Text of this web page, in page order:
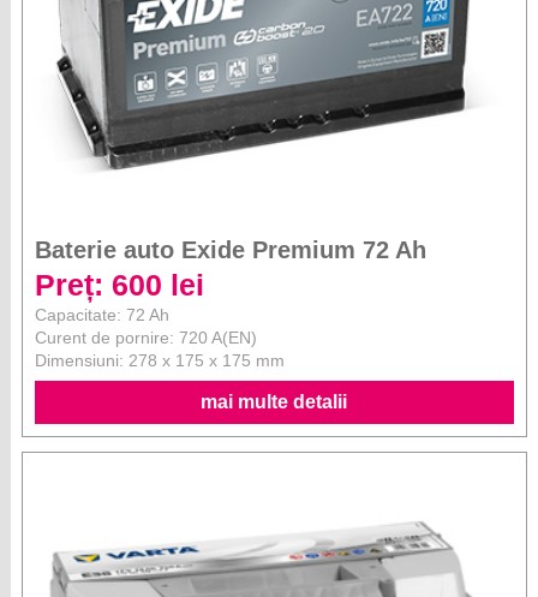
Baterie auto Exide Premium 72 Ah
Preț: 600 lei
Capacitate: 72 Ah
Curent de pornire: 720 A(EN)
Dimensiuni: 278 x 175 x 175 mm
mai multe detalii